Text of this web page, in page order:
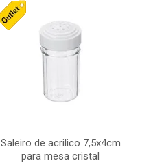
Saleiro de acrilico 7,5x4cm
para mesa cristal